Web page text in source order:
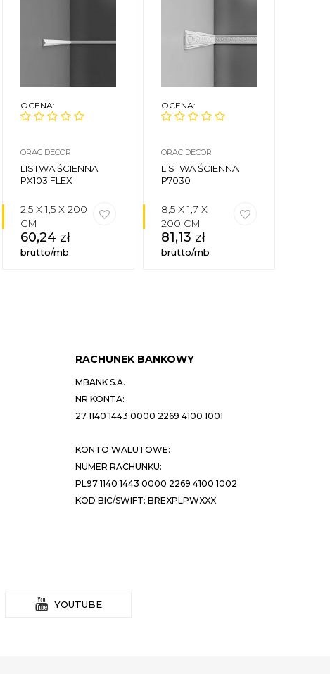
OCENA:
ORAC DECOR
LISTWA ŚCIENNA
PX103 FLEX
2,5 X 1,5 X 200
CM
60,24 zł
brutto/mb
OCENA:
ORAC DECOR
LISTWA ŚCIENNA
P7030
8,5 X 1,7 X
200 CM
81,13 zł
brutto/mb
RACHUNEK BANKOWY
MBANK S.A.
NR KONTA:
27 1140 1443 0000 2269 4100 1001
KONTO WALUTOWE:
NUMER RACHUNKU:
PL97 1140 1443 0000 2269 4100 1002
KOD BIC/SWIFT: BREXPLPWXXX
YOUTUBE